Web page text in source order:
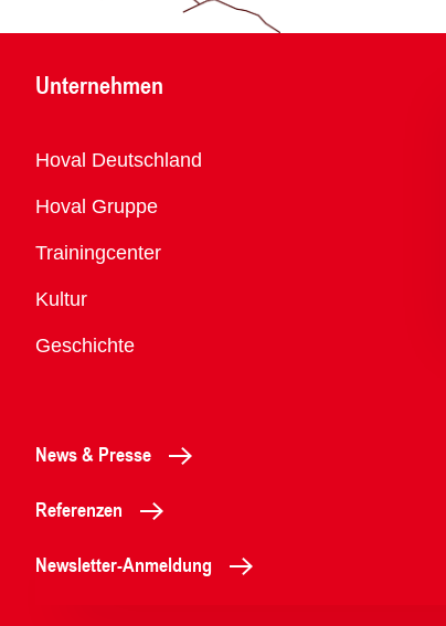
Unternehmen
Übersicht
Hoval Deutschland
Hoval Gruppe
Trainingcenter
Kultur
Geschichte
News & Presse
Referenzen
Newsletter-Anmeldung